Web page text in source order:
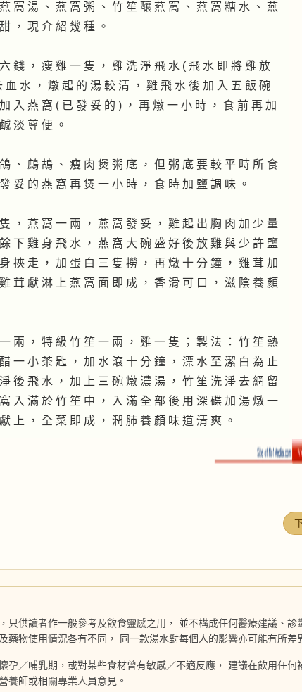
窩 湯 、 燕 窩 粥 、 竹 笙 釀 燕 窩 、 燕 窩 糖 水 、 燕
， 現 介 紹 幾 種 。
錢 ， 瘦 雞 一 隻 ， 雞 洗 淨 飛 水 ( 飛 水 即 將 雞 放
血 水 ， 燉 起 的 湯 較 清 ， 雞 飛 水 後 加 入 五 飯 碗
入 燕 窩 ( 已 發 妥 的 ) ， 再 燉 一 小 時 ， 食 前 再 加
淡 尊 便 。
、 鷓 鴣 、 瘦 肉 煲 粥 底 ， 但 粥 底 要 較 平 時 所 食
妥 的 燕 窩 再 煲 一 小 時 ， 食 時 加 鹽 調 味 。
， 燕 窩 一 兩 ， 燕 窩 發 妥 ， 雞 起 出 胸 肉 加 少 量
下 雞 身 飛 水 ， 燕 窩 大 碗 盛 好 後 放 雞 與 少 許 鹽
挾 走 ， 加 蛋 白 三 隻 撈 ， 再 燉 十 分 鐘 ， 雞 茸 加
茸 獻 淋 上 燕 窩 面 即 成 ， 香 滑 可 口 ， 滋 陰 養 顏
兩 ， 特 級 竹 笙 一 兩 ， 雞 一 隻 ； 製 法 ： 竹 笙 熱
一 小 茶 匙 ， 加 水 滾 十 分 鐘 ， 漂 水 至 潔 白 為 止
後 飛 水 ， 加 上 三 碗 燉 濃 湯 ， 竹 笙 洗 淨 去 網 留
入 滿 於 竹 笙 中 ， 入 滿 全 部 後 用 深 碟 加 湯 燉 一
上 ， 全 菜 即 成 ， 潤 肺 養 顏 味 道 清 爽 。
只供讀者作一般參考及飲食靈感之用， 並不構成任何醫療建議、診
藥物使用情況各有不同， 同一款湯水對每個人的影響亦可能有所差
孕／哺乳期，或對某些食材曾有敏感／不適反應， 建議在飲用任何
養師或相關專業人員意見。